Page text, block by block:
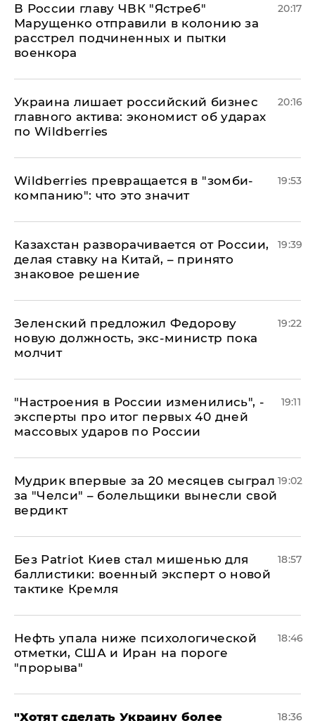
В России главу ЧВК "Ястреб"
Марущенко отправили в колонию за
расстрел подчиненных и пытки
военкора
20:17
​Украина лишает российский бизнес
главного актива: экономист об ударах
по Wildberries
20:16
Wildberries превращается в "зомби-
компанию": что это значит
19:53
Казахстан разворачивается от России,
делая ставку на Китай, – принято
знаковое решение
19:39
Зеленский предложил Федорову
новую должность, экс-министр пока
молчит
19:22
"Настроения в России изменились", -
эксперты про итог первых 40 дней
массовых ударов по России
19:11
Мудрик впервые за 20 месяцев сыграл
за "Челси" – болельщики вынесли свой
вердикт
19:02
​Без Patriot Киев стал мишенью для
баллистики: военный эксперт о новой
тактике Кремля
18:57
Нефть упала ниже психологической
отметки, США и Иран на пороге
"прорыва"
18:46
​"Хотят сделать Украину более
18:36